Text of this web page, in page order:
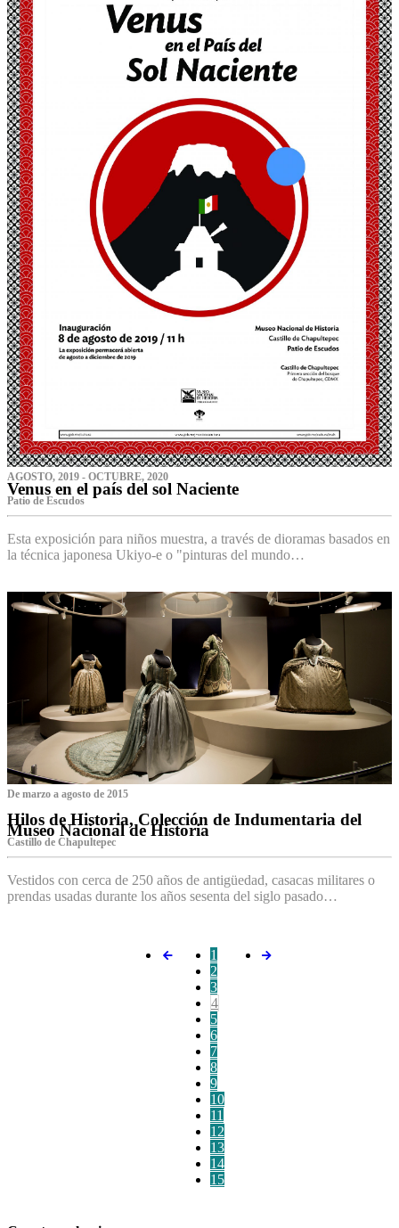
AGOSTO, 2019 - OCTUBRE, 2020
Venus en el país del sol Naciente
P‌atio de Escudos
Esta exposición para niños muestra, a través de dioramas basados en
la técnica japonesa Ukiyo-e o "pinturas del mundo…
De marzo a agosto de 2015
Hilos de Historia, Colección de Indumentaria del
Museo Nacional de Historia
Castillo de Chapultepec
Vestidos con cerca de 250 años de antigüedad, casacas militares o
prendas usadas durante los años sesenta del siglo pasado…
1
2
3
4
5
6
7
8
9
10
11
12
13
14
15